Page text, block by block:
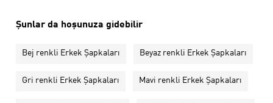
Şunlar da hoşunuza gidebilir
Bej renkli Erkek Şapkaları Beyaz renkli Erkek Şapkaları
Gri renkli Erkek Şapkaları Mavi renkli Erkek Şapkaları